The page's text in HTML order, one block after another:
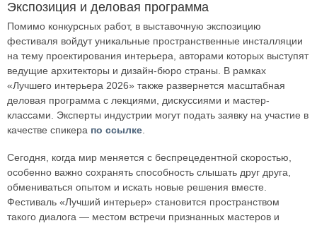
Экспозиция и деловая программа
Помимо конкурсных работ, в выставочную экспозицию
фестиваля войдут уникальные пространственные инсталляции
на тему проектирования интерьера, авторами которых выступят
ведущие архитекторы и дизайн-бюро страны. В рамках
«Лучшего интерьера 2026» также развернется масштабная
деловая программа с лекциями, дискуссиями и мастер-
классами. Эксперты индустрии могут подать заявку на участие в
качестве спикера по ссылке.
Сегодня, когда мир меняется с беспрецедентной скоростью,
особенно важно сохранять способность слышать друг друга,
обмениваться опытом и искать новые решения вместе.
Фестиваль «Лучший интерьер» становится пространством
такого диалога — местом встречи признанных мастеров и